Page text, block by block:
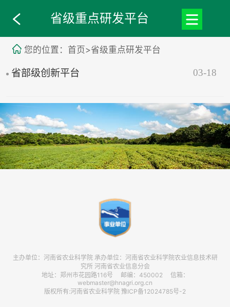
省级重点研发平台
您的位置：首页>省级重点研发平台
省部级创新平台 03-18
主办单位：河南省农业科学院 承办单位：河南省农业科学院农业信息技术研
究所 河南省农业信息分会
地址：郑州市花园路116号 邮编：450002 信箱：
webmaster@hnagri.org.cn
版权所有:河南省农业科学院 豫ICP备12024785号-2